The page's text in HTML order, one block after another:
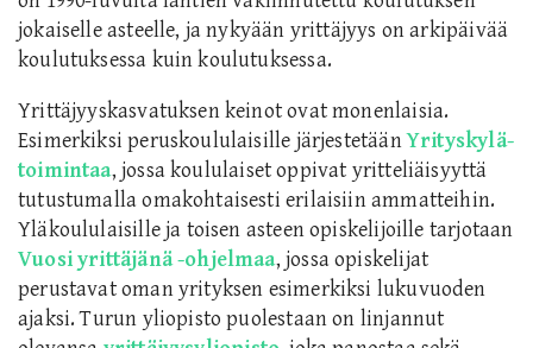
jokaiselle asteelle, ja nykyään yrittäjyys on arkipäivää
koulutuksessa kuin koulutuksessa.
Yrittäjyyskasvatuksen keinot ovat monenlaisia.
Esimerkiksi peruskoululaisille järjestetäänYrityskylä-
toimintaa, jossa koululaiset oppivat yritteliäisyyttä
tutustumalla omakohtaisesti erilaisiin ammatteihin.
Yläkoululaisille ja toisen asteen opiskelijoille tarjotaan
Vuosi yrittäjänä -ohjelmaa, jossa opiskelijat
perustavat oman yrityksen esimerkiksi lukuvuoden
ajaksi. Turun yliopisto puolestaan on linjannut